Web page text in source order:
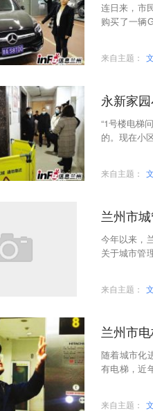
连日来，市
购买了一辆
来自主题：
永新家
“1号楼电梯
的。现在小
来自主题：
兰州市
今年以来，
关于城市管
来自主题：
兰州市
随着城市化
有电梯，近
来自主题：